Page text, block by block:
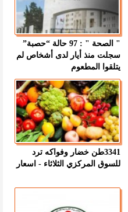
" الصحة " : 97 حالة “حصبة”
سجلت منذ أيار لدى أشخاص لم
يتلقوا المطعوم
3341طن خضار وفواكه ترد
للسوق المركزي الثلاثاء - اسعار